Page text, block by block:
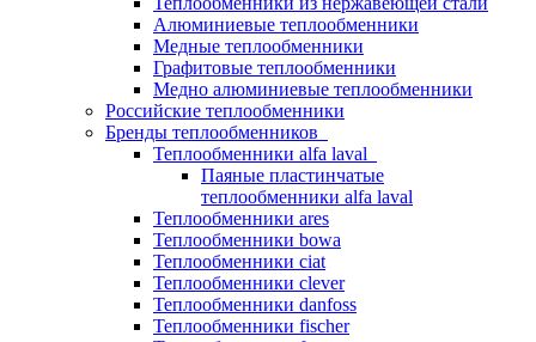
Алюминиевые теплообменники
Медные теплообменники
Графитовые теплообменники
Медно алюминиевые теплообменники
Российские теплообменники
Бренды теплообменников
Теплообменники alfa laval
Паяные пластинчатые
теплообменники alfa laval
Теплообменники ares
Теплообменники bowa
Теплообменники ciat
Теплообменники clever
Теплообменники danfoss
Теплообменники fischer